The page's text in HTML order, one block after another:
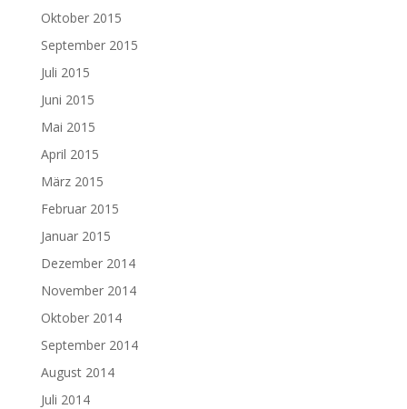
Oktober 2015
September 2015
Juli 2015
Juni 2015
Mai 2015
April 2015
März 2015
Februar 2015
Januar 2015
Dezember 2014
November 2014
Oktober 2014
September 2014
August 2014
Juli 2014